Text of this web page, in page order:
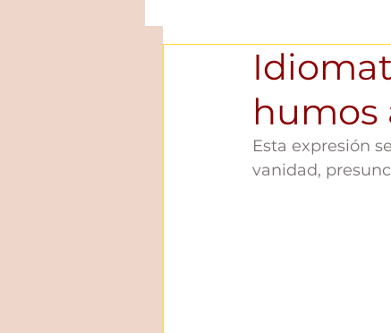
News in Spanish
humos
Esta expresión
vanidad,